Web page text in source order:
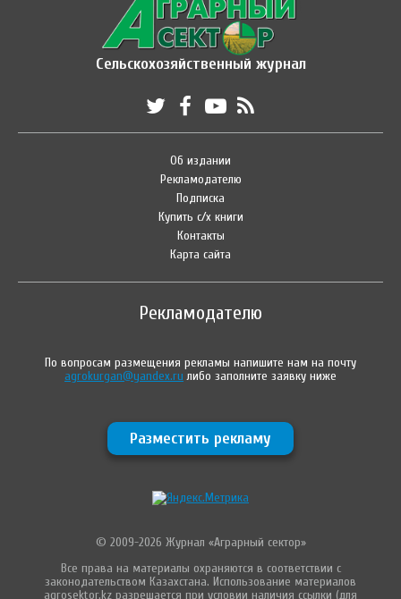
Сельскохозяйственный журнал
Об издании
Рекламодателю
Подписка
Купить с/х книги
Контакты
Карта сайта
Рекламодателю
По вопросам размещения рекламы напишите нам на почту
agrokurgan@yandex.ru либо заполните заявку ниже
Разместить рекламу
© 2009-2026 Журнал «Аграрный сектор»
Все права на материалы охраняются в соответствии с
законодательством Казахстана. Использование материалов
agrosektor.kz разрешается при условии наличия ссылки (для